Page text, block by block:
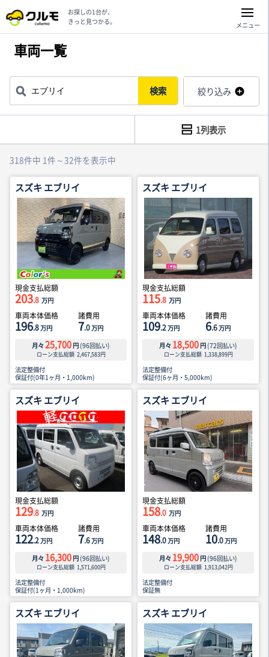
お探しの1台が、
きっと見つかる。
メニュー
車両一覧
検索 絞り込み
318件中 1件～32件を表示中
1列表示
スズキ エブリイ
現金支払総額
203.8 万円
車両本体価格
196.8万円
諸費用
7.0万円
月々 25,700 円 (96回払い)
ローン支払総額 2,467,583円
法定整備付
保証付(0年1ヶ月・1,000km)
スズキ エブリイ
現金支払総額
115.8 万円
車両本体価格
109.2万円
諸費用
6.6万円
月々 18,500 円 (72回払い)
ローン支払総額 1,338,899円
法定整備付
保証付(6ヶ月・5,000km)
スズキ エブリイ
現金支払総額
129.8 万円
車両本体価格
122.2万円
諸費用
7.6万円
月々 16,300 円 (96回払い)
ローン支払総額 1,571,600円
法定整備付
保証付(1ヶ月・1,000km)
スズキ エブリイ
現金支払総額
158.0 万円
車両本体価格
148.0万円
諸費用
10.0万円
月々 19,900 円 (96回払い)
ローン支払総額 1,913,042円
法定整備付
保証無
スズキ エブリイ スズキ エブリイ